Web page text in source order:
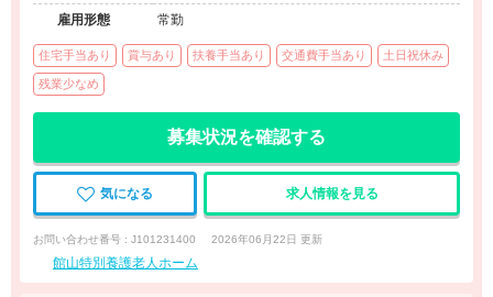
雇用形態
常勤
住宅手当あり 賞与あり 扶養手当あり 交通費手当あり 土日祝休み
残業少なめ
募集状況を確認する
気になる 求人情報を見る
お問い合わせ番号 : J101231400 2026年06月22日 更新
館山特別養護老人ホーム